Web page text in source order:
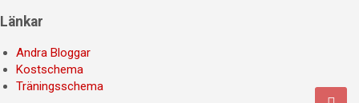
Länkar
Andra Bloggar
Kostschema
Träningsschema